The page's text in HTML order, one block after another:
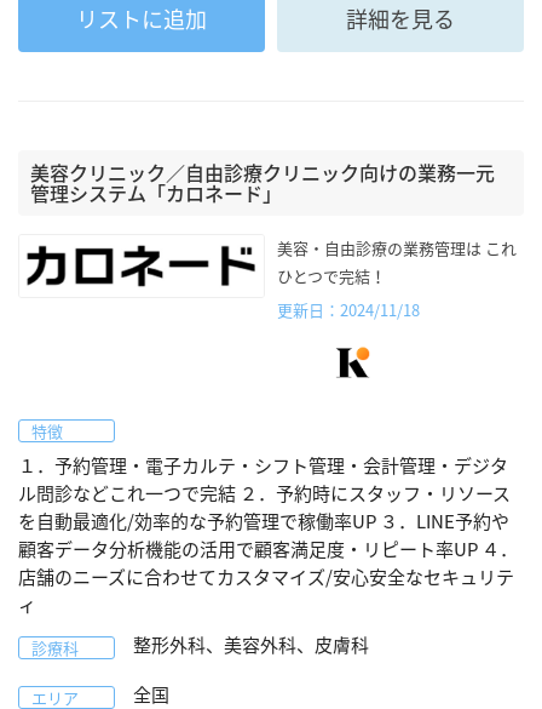
リストに追加 詳細を見る
美容クリニック／自由診療クリニック向けの業務一元
管理システム「カロネード」
美容・自由診療の業務管理は これ
ひとつで完結！
更新日：2024/11/18
特徴
１．予約管理・電子カルテ・シフト管理・会計管理・デジタ
ル問診などこれ一つで完結 ２．予約時にスタッフ・リソース
を自動最適化/効率的な予約管理で稼働率UP ３．LINE予約や
顧客データ分析機能の活用で顧客満足度・リピート率UP ４．
店舗のニーズに合わせてカスタマイズ/安心安全なセキュリテ
ィ
診療科 整形外科、美容外科、皮膚科
エリア 全国